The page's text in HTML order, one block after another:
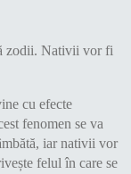
cu efecte
fenomen se va
iar nativii vor
felul în care se